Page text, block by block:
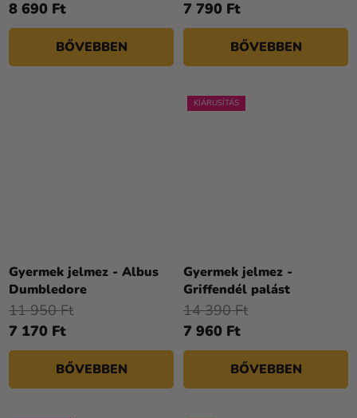
8 690 Ft
BŐVEBBEN
4,1
csillag.
7 790 Ft
BŐVEBBEN
Gyermek jelmez - Albus
Dumbledore
7 170 Ft
11 950 Ft
BŐVEBBEN
KIÁRUSÍTÁS
Gyermek jelmez -
Griffendél palást
7 960 Ft
14 390 Ft
BŐVEBBEN